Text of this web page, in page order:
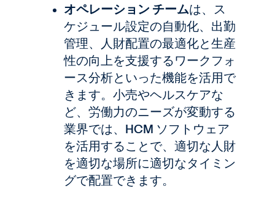
オペレーション チームは、ス
ケジュール設定の自動化、出勤
管理、人財配置の最適化と生産
性の向上を支援するワークフォ
ース分析といった機能を活用で
きます。小売やヘルスケアな
ど、労働力のニーズが変動する
業界では、HCM ソフトウェア
を活用することで、適切な人財
を適切な場所に適切なタイミン
グで配置できます。